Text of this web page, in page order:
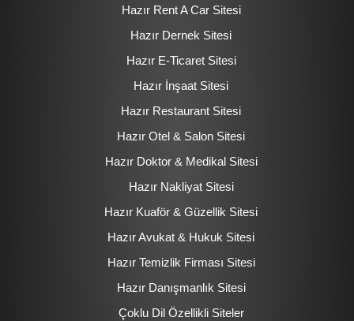
Hazır Rent A Car Sitesi
Hazır Dernek Sitesi
Hazır E-Ticaret Sitesi
Hazır İnşaat Sitesi
Hazır Restaurant Sitesi
Hazır Otel & Salon Sitesi
Hazır Doktor & Medikal Sitesi
Hazır Nakliyat Sitesi
Hazır Kuaför & Güzellik Sitesi
Hazır Avukat & Hukuk Sitesi
Hazır Temizlik Firması Sitesi
Hazır Danışmanlık Sitesi
Çoklu Dil Özellikli Siteler